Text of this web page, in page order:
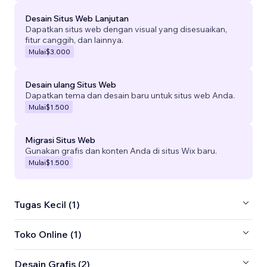
Desain Situs Web Lanjutan
Dapatkan situs web dengan visual yang disesuaikan,
fitur canggih, dan lainnya.
Mulai$3.000
Desain ulang Situs Web
Dapatkan tema dan desain baru untuk situs web Anda.
Mulai$1.500
Migrasi Situs Web
Gunakan grafis dan konten Anda di situs Wix baru.
Mulai$1.500
Tugas Kecil (1)
Toko Online (1)
Desain Grafis (2)